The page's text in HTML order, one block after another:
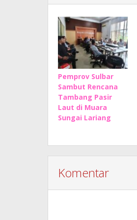
Pemprov Sulbar
Sambut Rencana
Tambang Pasir
Laut di Muara
Sungai Lariang
Komentar